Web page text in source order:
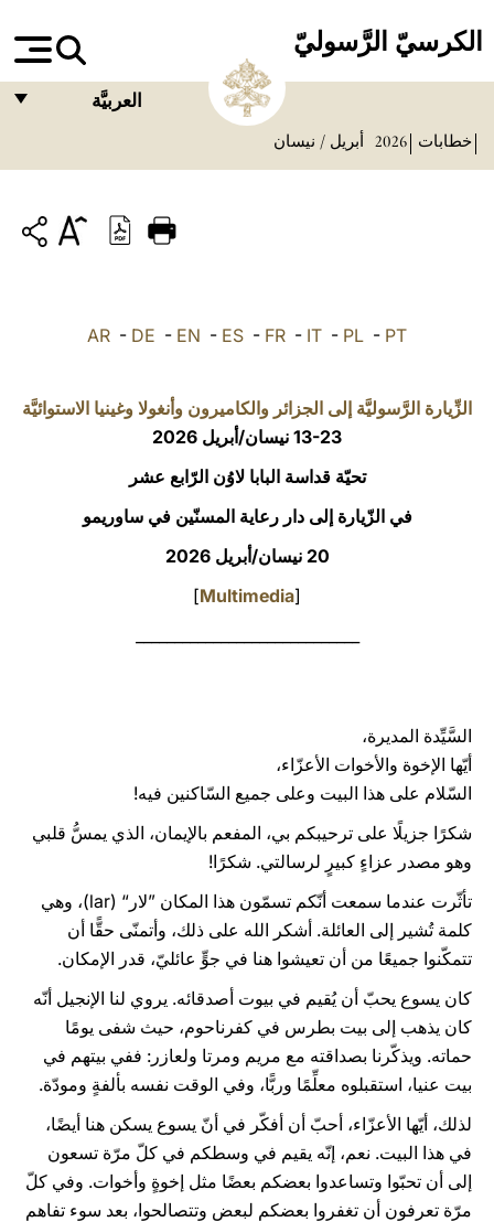
الكرسيّ الرَّسوليّ
العربيَّة
ITALIANO
POLSKI
中文
LATINE
خطابات 2026 أبريل / نيسان
AR - DE - EN - ES - FR - IT - PL - PT
الزِّيارة الرَّسوليَّة إلى الجزائر والكاميرون وأنغولا وغينيا الاستوائيَّة
13-23 نيسان/أبريل 2026
تحيّة قداسة البابا لاوُن الرّابع عشر
في الزّيارة إلى دار رعاية المسنّين في ساوريمو
20 نيسان/أبريل 2026
[
Multimedia
]
السَّيِّدة المديرة،
أيّها الإخوة والأخوات الأعزّاء،
السّلام على هذا البيت وعلى جميع السّاكنين فيه!
شكرًا جزيلًا على ترحيبكم بي، المفعم بالإيمان، الذي يمسُّ قلبي
وهو مصدر عزاءٍ كبيرٍ لرسالتي. شكرًا!
تأثّرت عندما سمعت أنّكم تسمّون هذا المكان ”لار“ (lar)، وهي
كلمة تُشير إلى العائلة. أشكر الله على ذلك، وأتمنّى حقًّا أن
تتمكّنوا جميعًا من أن تعيشوا هنا في جوٍّ عائليّ، قدر الإمكان.
كان يسوع يحبّ أن يُقيم في بيوت أصدقائه. يروي لنا الإنجيل أنّه
كان يذهب إلى بيت بطرس في كفرناحوم، حيث شفى يومًا
حماته. ويذكّرنا بصداقته مع مريم ومرتا ولعازر: ففي بيتهم في
بيت عنيا، استقبلوه معلِّمًا وربًّا، وفي الوقت نفسه بألفةٍ ومودّة.
لذلك، أيّها الأعزّاء، أحبّ أن أفكّر في أنّ يسوع يسكن هنا أيضًا،
في هذا البيت. نعم، إنّه يقيم في وسطكم في كلّ مرّة تسعون
إلى أن تحبّوا وتساعدوا بعضكم بعضًا مثل إخوةٍ وأخوات. وفي كلّ
مرّة تعرفون أن تغفروا بعضكم لبعض وتتصالحوا، بعد سوء تفاهم